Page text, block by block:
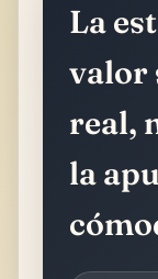
La
valor
real,
la